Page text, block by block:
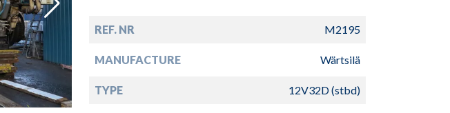
REF. NR M2195
MANUFACTURE Wärtsilä
TYPE 12V32D (stbd)